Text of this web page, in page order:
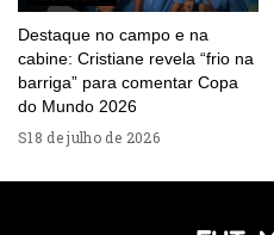
Destaque no campo e na
cabine: Cristiane revela “frio na
barriga” para comentar Copa
do Mundo 2026
18 de julho de 2026